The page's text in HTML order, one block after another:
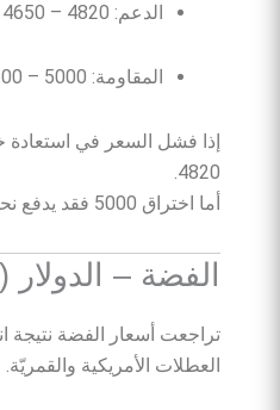
الدعم: 4820 – 4650
المقاومة: 5000 – 5100
إذا فشل السعر في استعادة
4820.
أما اختراق 5000 فقد يدفع نحو 5100.
الفضة – الدولار (XAGUSD)
تراجعت أسعار الفضة نتيجة
العطلات الأمريكية والقمريّة.